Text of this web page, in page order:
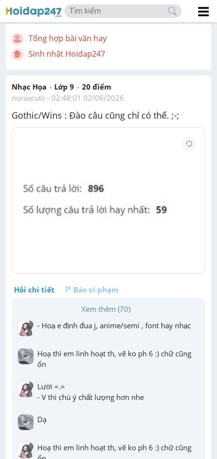
Tổng hợp bài văn hay
Sinh nhật Hoidap247
Nhạc Họa Lớp 9 20 điểm
noraacutii - 02:48:01 02/06/2026
Gothic/Wins : Đào câu cũng chỉ có thế. ;-;
Hỏi chi tiết
Báo vi phạm
Xem thêm (70)
- Hoạ e định đua j, anime/semi , font hay nhạc
Hoạ thì em linh hoạt th, vẽ ko ph 6 :) chữ cũng
ổn
Lười =.=
- V thì chú ý chất lượng hơn nhe
Dạ
Hoạ thì em linh hoạt th, vẽ ko ph 6 :) chữ cũng